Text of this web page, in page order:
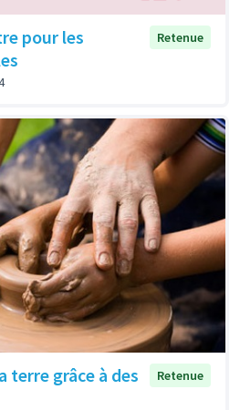
pour les
Retenue
terre grâce à des
Retenue